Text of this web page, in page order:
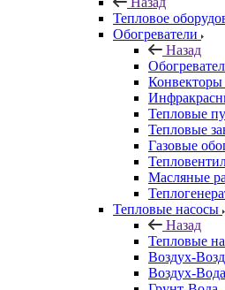
Тепловое
Обогреватели
Назад
Конвекторы
Тепловые
Тепловые
Газовые
Масляные
Тепловые насосы
Назад
Тепловые
Воздух-
Воздух-Вода